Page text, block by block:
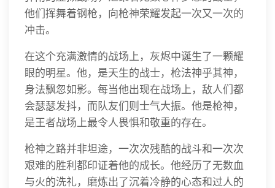
他们挥舞着钢枪，向枪神荣耀发起一次又一次的
冲击。
在这个充满激情的战场上，灰烬中诞生了一颗耀
眼的明星。他，是天生的战士，枪法神乎其神，
身法飘忽如影。每当他出现在战场上，敌人们都
会瑟瑟发抖，而队友们则士气大振。他是枪神，
是王者战场上最令人畏惧和敬重的存在。
枪神之路并非坦途，一次次残酷的战斗和一次次
艰难的胜利都印证着他的成长。他经历了无数血
与火的洗礼，磨炼出了沉着冷静的心态和过人的